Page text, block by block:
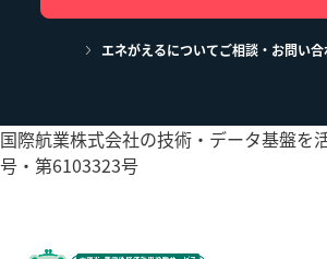
エネがえるについてご相談・お問い
国際航業株式会社の技術・データ基盤を
号・第6103323号